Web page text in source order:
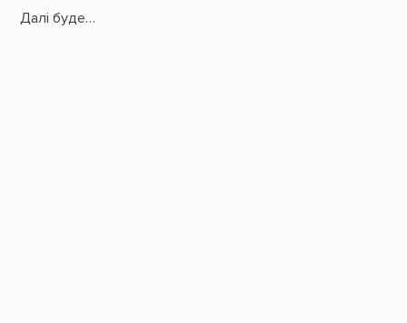
Далі буде…